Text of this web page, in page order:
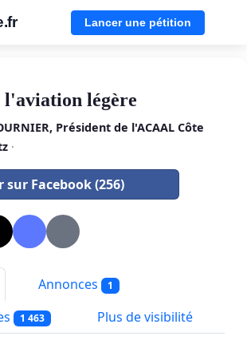
Lancer une pétition
l'aviation légère
Président de l'ACAAL Côte
·
sur Facebook (256)
Annonces 1
1 463 Plus de visibilité